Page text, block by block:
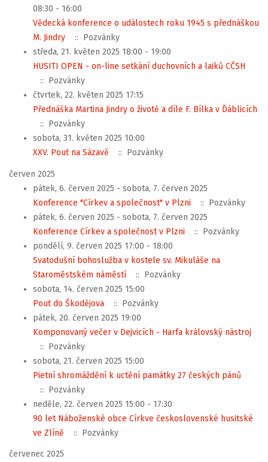
08:30 - 16:00
Vědecká konference o událostech roku 1945 s přednáškou
M. Jindry
:: Pozvánky
středa, 21. květen 2025 18:00 - 19:00
HUSITI OPEN - on-line setkání duchovních a laiků CČSH
:: Pozvánky
čtvrtek, 22. květen 2025 17:15
Přednáška Martina Jindry o životě a díle F. Bílka v Ďáblicích
:: Pozvánky
sobota, 31. květen 2025 10:00
XXV. Pouť na Sázavě
:: Pozvánky
červen 2025
pátek, 6. červen 2025 - sobota, 7. červen 2025
Konference "Církev a společnost" v Plzni
:: Pozvánky
pátek, 6. červen 2025 - sobota, 7. červen 2025
Konference Církev a společnost v Plzni
:: Pozvánky
pondělí, 9. červen 2025 17:00 - 18:00
Svatodušní bohoslužba v kostele sv. Mikuláše na
Staroměstském náměstí
:: Pozvánky
sobota, 14. červen 2025 15:00
Pouť do Škodějova
:: Pozvánky
pátek, 20. červen 2025 19:00
Komponovaný večer v Dejvicích - Harfa královský nástroj
:: Pozvánky
sobota, 21. červen 2025 15:00
Pietní shromáždění k uctění památky 27 českých pánů
:: Pozvánky
neděle, 22. červen 2025 15:00 - 17:30
90 let Náboženské obce Církve československé husitské
ve Zlíně
:: Pozvánky
červenec 2025